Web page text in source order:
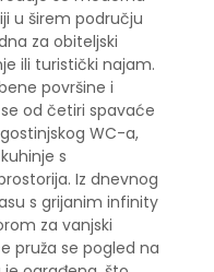
u širem području
za obiteljski
ili turistički najam.
površine i
od četiri spavaće
WC-a,
s
Iz dnevnog
s grijanim infinity
za vanjski
pruža se pogled na